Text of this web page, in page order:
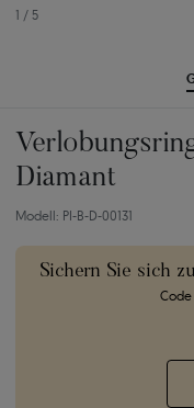
1 / 5
Diamant
Modell: PI-B-D-00131
Sichern Sie sich